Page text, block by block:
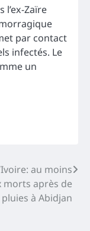
Zaïre
par contact
infectés. Le
un
au moins
morts après de
à Abidjan